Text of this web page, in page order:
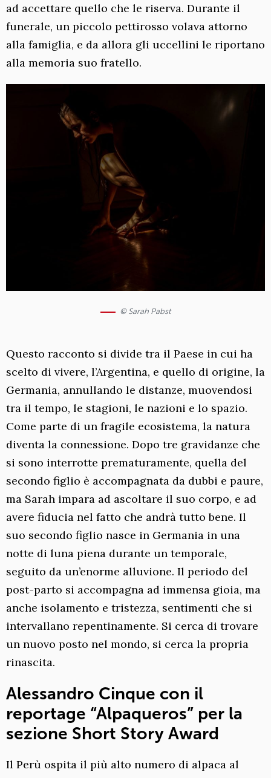
ad accettare quello che le riserva. Durante il
funerale, un piccolo pettirosso volava attorno
alla famiglia, e da allora gli uccellini le riportano
alla memoria suo fratello.
© Sarah Pabst
Questo racconto si divide tra il Paese in cui ha
scelto di vivere, l’Argentina, e quello di origine, la
Germania, annullando le distanze, muovendosi
tra il tempo, le stagioni, le nazioni e lo spazio.
Come parte di un fragile ecosistema, la natura
diventa la connessione. Dopo tre gravidanze che
si sono interrotte prematuramente, quella del
secondo figlio è accompagnata da dubbi e paure,
ma Sarah impara ad ascoltare il suo corpo, e ad
avere fiducia nel fatto che andrà tutto bene. Il
suo secondo figlio nasce in Germania in una
notte di luna piena durante un temporale,
seguito da un’enorme alluvione. Il periodo del
post-parto si accompagna ad immensa gioia, ma
anche isolamento e tristezza, sentimenti che si
intervallano repentinamente. Si cerca di trovare
un nuovo posto nel mondo, si cerca la propria
rinascita.
Alessandro Cinque con il
reportage “Alpaqueros” per la
sezione Short Story Award
Il Perù ospita il più alto numero di alpaca al